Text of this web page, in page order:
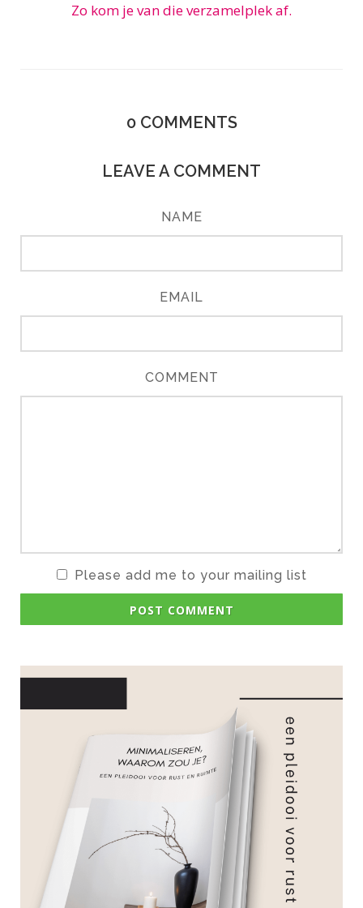
Zo kom je van die verzamelplek af.
0 COMMENTS
LEAVE A COMMENT
NAME
EMAIL
COMMENT
Please add me to your mailing list
POST COMMENT